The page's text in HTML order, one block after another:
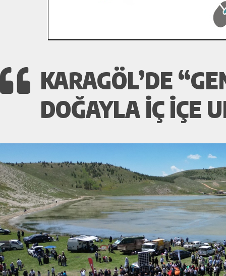
KARAGÖL’DE
DOĞAYLA İÇ İÇE